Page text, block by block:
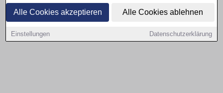
Alle Cookies akzeptieren Alle Cookies ablehnen
Einstellungen Datenschutzerklärung